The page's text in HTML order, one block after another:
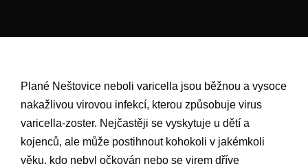
Plané Neštovice neboli varicella jsou běžnou a vysoce
nakažlivou virovou infekcí, kterou způsobuje virus
varicella-zoster. Nejčastěji se vyskytuje u dětí a
kojenců, ale může postihnout kohokoli v jakémkoli
věku, kdo nebyl očkován nebo se virem dříve